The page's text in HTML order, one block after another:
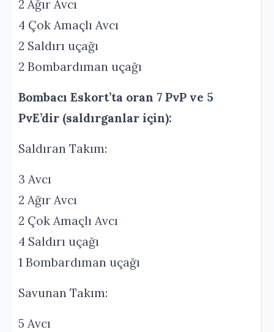
2 Ağır Avcı
4 Çok Amaçlı Avcı
2 Saldırı uçağı
2 Bombardıman uçağı
Bombacı Eskort’ta oran 7 PvP ve 5
PvE’dir (saldırganlar için):
Saldıran Takım:
3 Avcı
2 Ağır Avcı
2 Çok Amaçlı Avcı
4 Saldırı uçağı
1 Bombardıman uçağı
Savunan Takım:
5 Avcı